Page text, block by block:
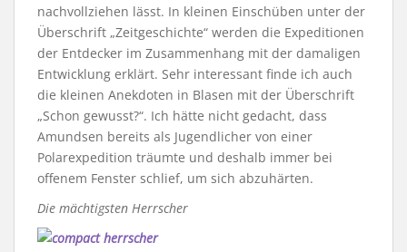
nachvollziehen lässt. In kleinen Einschüben unter der
Überschrift „Zeitgeschichte“ werden die Expeditionen
der Entdecker im Zusammenhang mit der damaligen
Entwicklung erklärt. Sehr interessant finde ich auch
die kleinen Anekdoten in Blasen mit der Überschrift
„Schon gewusst?“. Ich hätte nicht gedacht, dass
Amundsen bereits als Jugendlicher von einer
Polarexpedition träumte und deshalb immer bei
offenem Fenster schlief, um sich abzuhärten.
Die mächtigsten Herrscher